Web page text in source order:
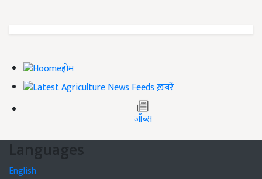
होम
ख़बरें
जॉब्स
Languages
English